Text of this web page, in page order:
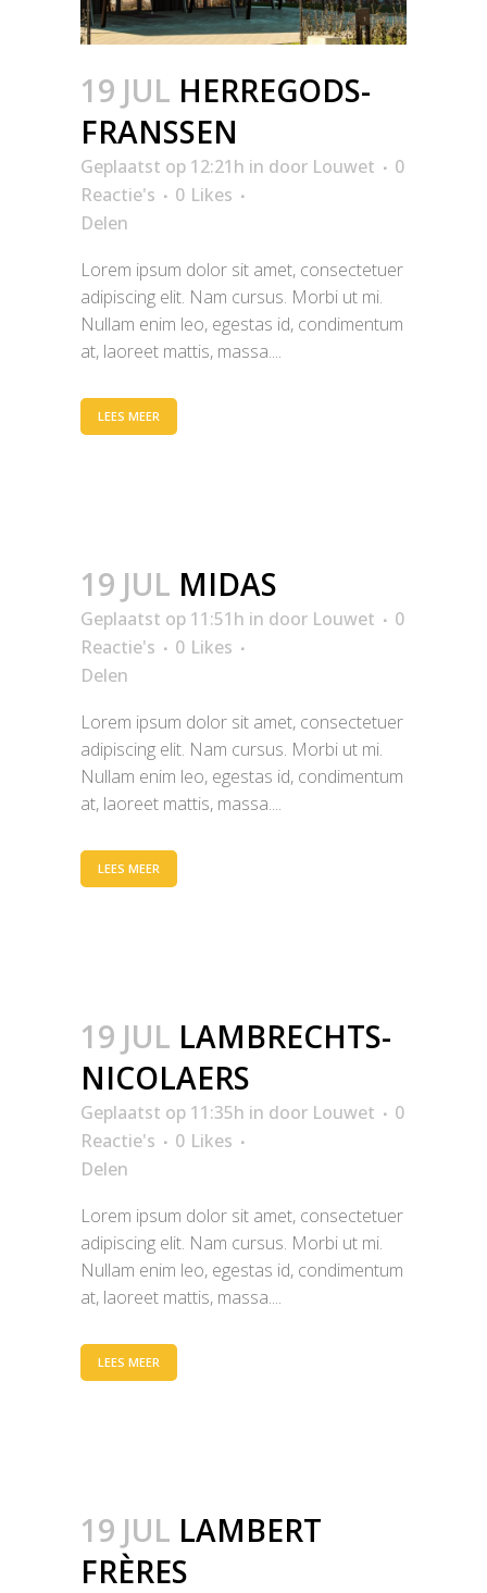
19 JUL HERREGODS-
FRANSSEN
Geplaatst op 12:21h in door Louwet
0
Reactie's
0 Likes
Delen
Lorem ipsum dolor sit amet, consectetuer
adipiscing elit. Nam cursus. Morbi ut mi.
Nullam enim leo, egestas id, condimentum
at, laoreet mattis, massa....
LEES MEER
19 JUL MIDAS
Geplaatst op 11:51h in door Louwet
0
Reactie's
0 Likes
Delen
Lorem ipsum dolor sit amet, consectetuer
adipiscing elit. Nam cursus. Morbi ut mi.
Nullam enim leo, egestas id, condimentum
at, laoreet mattis, massa....
LEES MEER
19 JUL LAMBRECHTS-
NICOLAERS
Geplaatst op 11:35h in door Louwet
0
Reactie's
0 Likes
Delen
Lorem ipsum dolor sit amet, consectetuer
adipiscing elit. Nam cursus. Morbi ut mi.
Nullam enim leo, egestas id, condimentum
at, laoreet mattis, massa....
LEES MEER
19 JUL LAMBERT
FRÈRES